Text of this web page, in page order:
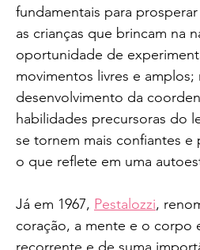
Lumiar | SchoolAdvisor
fundamentais para
as crianças que brincam na
oportunidade de
movimentos livres e
desenvolvimento da
habilidades precursoras do
se tornem mais confiantes e
o que reflete em uma
Já em 1967, Pestalozzi,
coração, a mente e o corpo